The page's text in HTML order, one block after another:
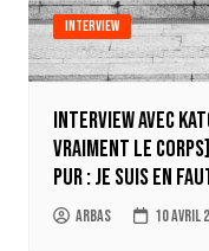
Interview
Interview avec
vraiment le
pur : je suis en
Arbas 10 avril